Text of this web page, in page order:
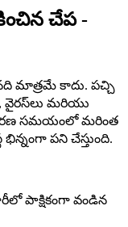
చేప -
మాత్రమే కాదు. పచ్చి
వైరస్‌లు మరియు
సమయంలో మరింత
పని చేస్తుంది.
పాక్షికంగా వండిన